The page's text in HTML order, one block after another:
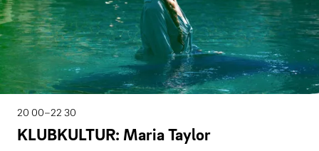
20 00–22 30
KLUBKULTUR: Maria Taylor